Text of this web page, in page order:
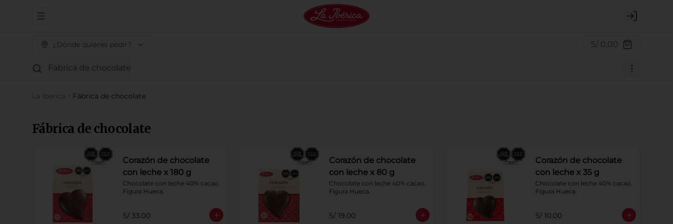
Abrir menu de navegación Login
¿Dónde quieres pedir? S/ 0.00
Fábrica de chocolate
La Iberica Fábrica de chocolate
Fábrica de chocolate
Corazón de chocolate
con leche x 180 g
Chocolate con leche 40% cacao.
Figura Hueca.
S/ 33.00
Corazón de chocolate
con leche x 80 g
Chocolate con leche 40% cacao.
Figura Hueca.
S/ 19.00
Corazón de chocolate
con leche x 35 g
Chocolate con leche 40% cacao.
Figura Hueca.
S/ 10.00